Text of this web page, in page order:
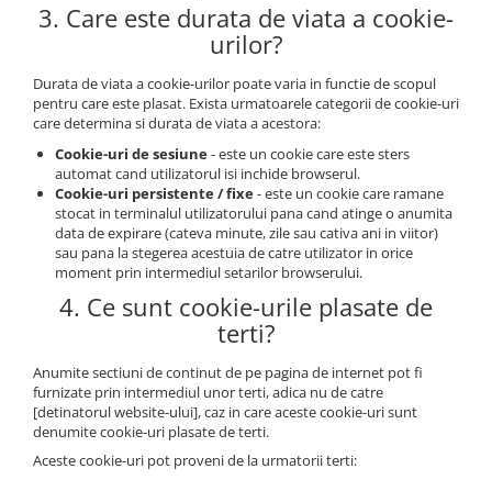
3. Care este durata de viata a cookie-
urilor?
Durata de viata a cookie-urilor poate varia in functie de scopul
pentru care este plasat. Exista urmatoarele categorii de cookie-uri
care determina si durata de viata a acestora:
Cookie-uri de sesiune- este un cookie care este sters
automat cand utilizatorul isi inchide browserul.
Cookie-uri persistente / fixe- este un cookie care ramane
stocat in terminalul utilizatorului pana cand atinge o anumita
data de expirare (cateva minute, zile sau cativa ani in viitor)
sau pana la stegerea acestuia de catre utilizator in orice
moment prin intermediul setarilor browserului.
4. Ce sunt cookie-urile plasate de
terti?
Anumite sectiuni de continut de pe pagina de internet pot fi
furnizate prin intermediul unor terti, adica nu de catre
[detinatorul website-ului], caz in care aceste cookie-uri sunt
denumite cookie-uri plasate de terti.
Aceste cookie-uri pot proveni de la urmatorii terti: